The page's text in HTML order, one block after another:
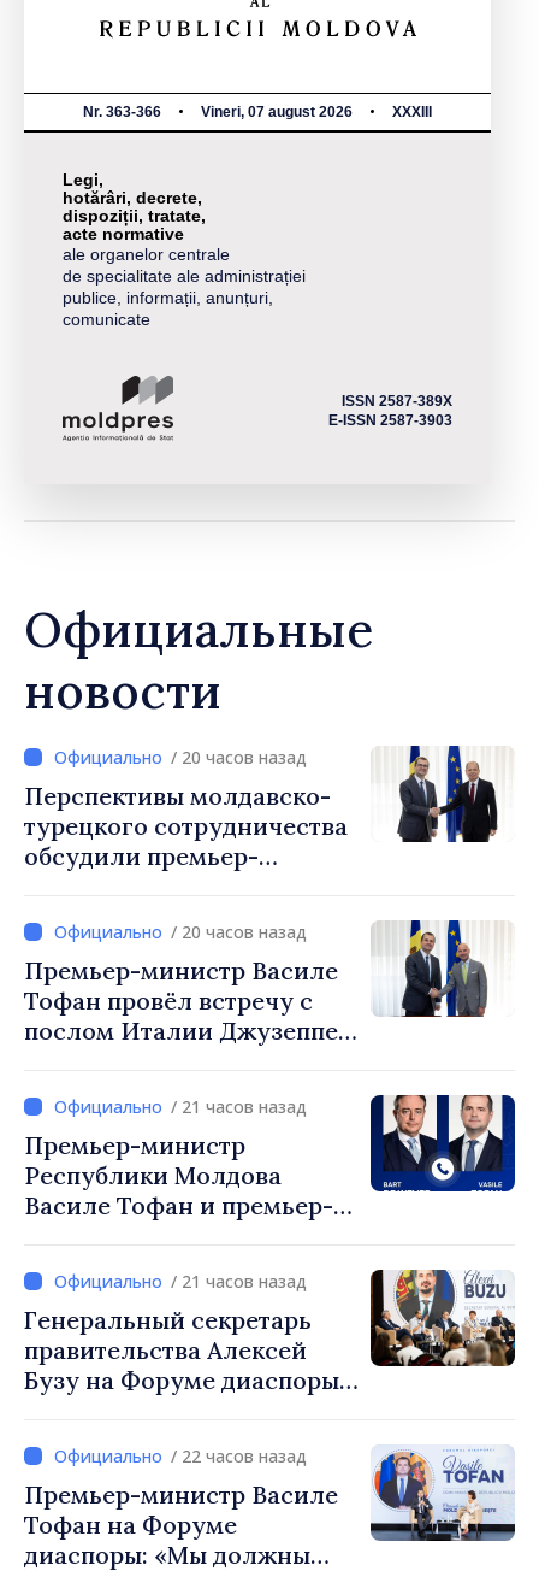
Nr. 363-366 Vineri, 07 august 2026 XXXIII
Legi,
hotărâri, decrete,
dispoziții, tratate,
acte normative
ale organelor centrale
de specialitate ale administrației
publice, informații, anunțuri,
comunicate
ISSN 2587-389X
E-ISSN 2587-3903
Официальные
новости
/ 20 часов назад
Перспективы молдавско-
турецкого сотрудничества
обсудили премьер-
посол Турции Уйгар
Мустафа Сертел/ 20 часов назад
Премьер-министр Василе
Тофан провёл встречу с
послом Италии Джузеппе
/ 21 часов назад
Премьер-министр
Республики Молдова
Василе Тофан и премьер-
Вевер обсудили
европейский путь
Республики Молдова
/ 21 часов назад
Генеральный секретарь
правительства Алексей
Бузу на Форуме диаспоры:
чтобы строить более
сильные сообщества»
/ 22 часов назад
Премьер-министр Василе
Тофан на Форуме
диаспоры: «Мы должны